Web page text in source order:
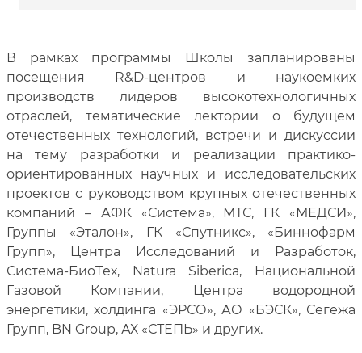
В рамках программы Школы запланированы
посещения R&D-центров и наукоемких
производств лидеров высокотехнологичных
отраслей, тематические лектории о будущем
отечественных технологий, встречи и дискуссии
на тему разработки и реализации практико-
ориентированных научных и исследовательских
проектов с руководством крупных отечественных
компаний – АФК «Система», МТС, ГК «МЕДСИ»,
Группы «Эталон», ГК «Спутникс», «Биннофарм
Групп», Центра Исследований и Разработок,
Система-БиоTех,
Natura Siberica, Национальной
Газовой Компании, Центра водородной
энергетики, холдинга «ЭРСО», АО «БЭСК», Сегежа
Групп, BN Group, АХ «СТЕПЬ» и других.